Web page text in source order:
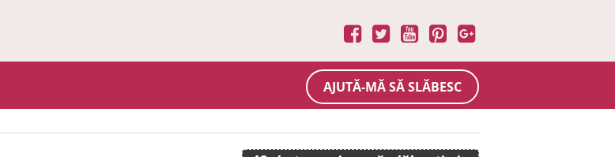
AJUTĂ-MĂ SĂ SLĂBESC